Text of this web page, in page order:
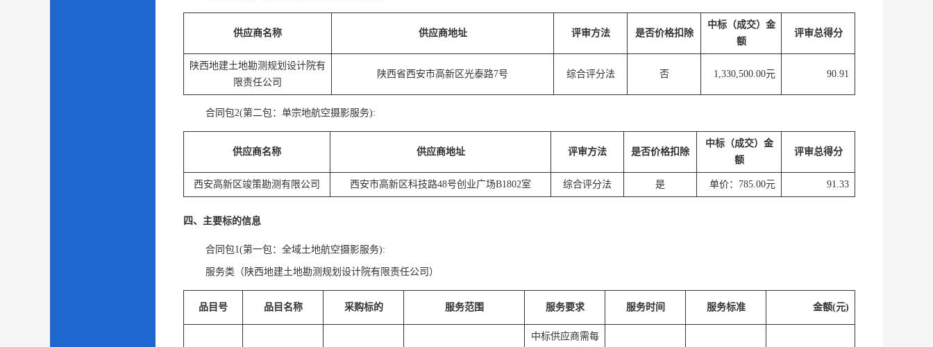
供应商名称 供应商地址 评审方法 是否价格扣除
中标（成交）金
额
评审总得分
陕西地建土地勘测规划设计院有
限责任公司
陕西省西安市高新区光泰路7号 综合评分法 否 1,330,500.00元 90.91
合同包2(第二包：单宗地航空摄影服务):
供应商名称 供应商地址 评审方法 是否价格扣除
中标（成交）金
额
评审总得分
西安高新区竣策勘测有限公司 西安市高新区科技路48号创业广场B1802室 综合评分法 是 单价：785.00元 91.33
四、主要标的信息
合同包1(第一包：全域土地航空摄影服务):
服务类（陕西地建土地勘测规划设计院有限责任公司）
品目号 品目名称 采购标的 服务范围 服务要求 服务时间 服务标准 金额(元)
中标供应商需每